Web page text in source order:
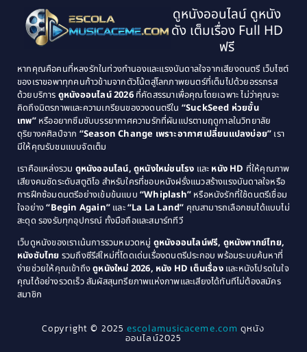
(134)
Classic หนังคลาสสิก(21)
Classic หนังคลาสสิก(25)
Comedy ตลก(46)
Comedy ตลก(515)
Coming of Age ก้าวพ้นวัย(1)
Coming-of-Age(3)
Community(1)
Crime อาชญากรรม(78)
Cult Film(4)
1995
1994
1993
1992
1989
1988
1987
1986
1985
1984
1983
1982
1979
1978
1976
1975
1974
1971
1970
1969
1968
1964
1963
1940
ดูหนังออนไลน์ ดูหนัง
ดัง เต็มเรื่อง Full HD
ฟรี
หากคุณคือคนที่หลงรักในท่วงทำนองและแรงบันดาลใจจากเสียงดนตรี เว็บไซต์
ของเราขอพาทุกคนก้าวข้ามจากตัวโน้ตสู่โลกภาพยนตร์ที่เต็มไปด้วยอรรถรส
ด้วยบริการ ดูหนังออนไลน์ 2026ที่คัดสรรมาเพื่อคุณโดยเฉพาะ ไม่ว่าคุณจะ
คิดถึงมิตรภาพและความเกรียนของวงดนตรีใน “SuckSeed ห่วยขั้น
เทพ”หรืออยากซึมซับบรรยากาศความรักที่ผันแปรตามฤดูกาลในวิทยาลัย
ดุริยางคศิลป์จาก “Season Change เพราะอากาศเปลี่ยนแปลงบ่อย” เรา
มีให้คุณรับชมแบบจัดเต็ม
เราคือแหล่งรวม ดูหนังออนไลน์, ดูหนังใหม่ชนโรง และ หนัง HD ที่ให้คุณภาพ
เสียงคมชัดระดับสตูดิโอ สำหรับใครที่ชอบหนังฝรั่งแนวสร้างแรงบันดาลใจหรือ
การฝึกซ้อมดนตรีอย่างเข้มข้นแบบ “Whiplash” หรือหนังรักที่ใช้ดนตรีเชื่อม
ใจอย่าง“Begin Again” และ“La La Land” คุณสามารถเลือกชมได้แบบไม่
สะดุด รองรับทุกอุปกรณ์ ทั้งมือถือและสมาร์ททีวี
เว็บดูหนังของเราเน้นการรวมหมวดหมู่ ดูหนังออนไลน์ฟรี, ดูหนังพากย์ไทย,
หนังซับไทย รวมถึงซีรีส์ใหม่ที่โดดเด่นเรื่องดนตรีประกอบ พร้อมระบบค้นหาที่
ง่ายช่วยให้คุณเข้าถึงดูหนังใหม่ 2026, หนัง HD เต็มเรื่องและหนังโปรดในใจ
คุณได้อย่างรวดเร็ว สัมผัสสุนทรียภาพแห่งภาพและเสียงได้ทันทีไม่ต้องสมัคร
สมาชิก
Copyright © 2025escolamusicaceme.com ดูหนัง
ออนไลน์2025